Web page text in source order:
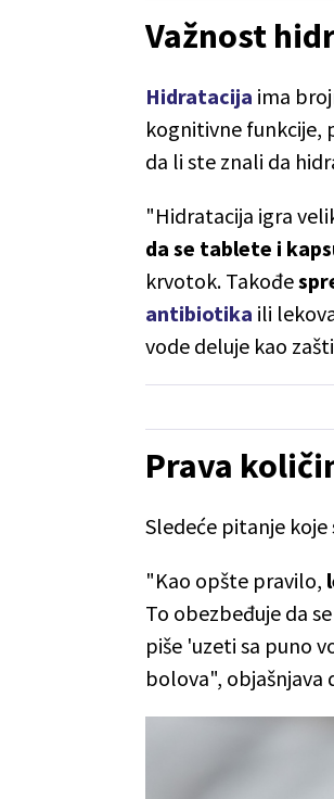
Važnost
Hidratacija ima
kognitivne funkcije,
da li ste znali da
"Hidratacija igra
da se tablete i
krvotok. Takođe
antibiotika ili
vode deluje kao
Prava
Sledeće pitanje
"Kao opšte pravilo,
To obezbeđuje da
piše 'uzeti sa puno
bolova", objašnjava